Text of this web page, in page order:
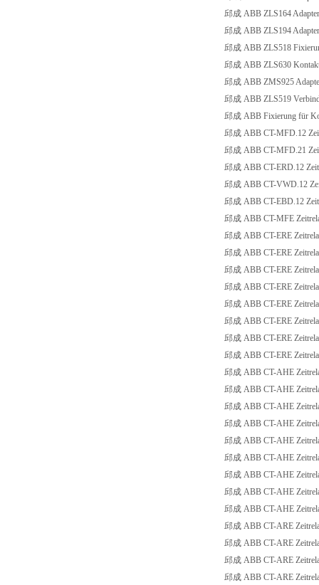
邱成 ABB ZLS164
邱成 ABB ZLS194
邱成 ABB ZLS518
邱成 ABB ZLS630
邱成 ABB ZMS925
邱成 ABB ZLS519
邱成 ABB Fixierung für
邱成 ABB CT-MFD.12
邱成 ABB CT-MFD.21
邱成 ABB CT-ERD.12
邱成 ABB CT-VWD.12
邱成 ABB CT-EBD.12
邱成 ABB CT-MFE
邱成 ABB CT-ERE
邱成 ABB CT-ERE
邱成 ABB CT-ERE
邱成 ABB CT-ERE
邱成 ABB CT-ERE
邱成 ABB CT-ERE
邱成 ABB CT-ERE
邱成 ABB CT-ERE
邱成 ABB CT-AHE
邱成 ABB CT-AHE
邱成 ABB CT-AHE
邱成 ABB CT-AHE
邱成 ABB CT-AHE
邱成 ABB CT-AHE
邱成 ABB CT-AHE
邱成 ABB CT-AHE
邱成 ABB CT-AHE
邱成 ABB CT-ARE
邱成 ABB CT-ARE
邱成 ABB CT-ARE
邱成 ABB CT-ARE